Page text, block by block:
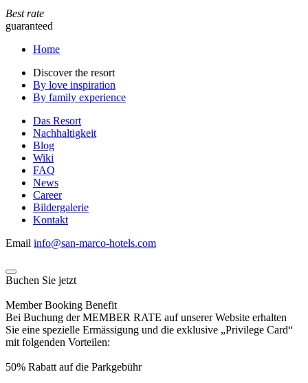
Best rate
guaranteed
Home
Discover the resort
By love inspiration
By family experience
Das Resort
Nachhaltigkeit
Blog
Wiki
FAQ
News
Career
Bildergalerie
Kontakt
Email info@san-marco-hotels.com
Buchen Sie jetzt
Member Booking Benefit
Bei Buchung der MEMBER RATE auf unserer Website erhalten
Sie eine spezielle Ermässigung und die exklusive „Privilege Card“
mit folgenden Vorteilen:
50% Rabatt auf die Parkgebühr